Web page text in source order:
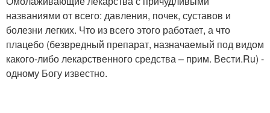
названиями от всего: давления, почек, суставов и
болезни легких. Что из всего этого работает, а что
плацебо (безвредный препарат, назначаемый под видом
какого-либо лекарственного средства – прим. Вести.Ru) -
одному Богу известно.